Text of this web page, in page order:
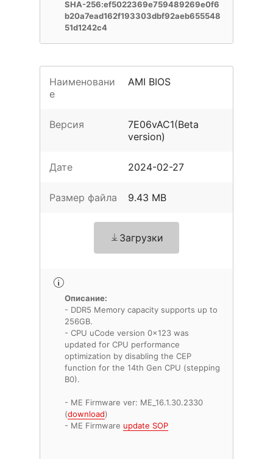
SHA-256:ef5022369e759489269e0f6
b20a7ead162f193303dbf92aeb655548
51d1242c4
Наименовани
е
AMI BIOS
Версия
7E06vAC1(Beta
version)
Дате 2024-02-27
Размер файла 9.43 MB
Загрузки
Описание:
- DDR5 Memory capacity supports up to
256GB.
- CPU uCode version 0x123 was
updated for CPU performance
optimization by disabling the CEP
function for the 14th Gen CPU (stepping
B0).
- ME Firmware ver: ME_16.1.30.2330
(download)
- ME Firmware update SOP